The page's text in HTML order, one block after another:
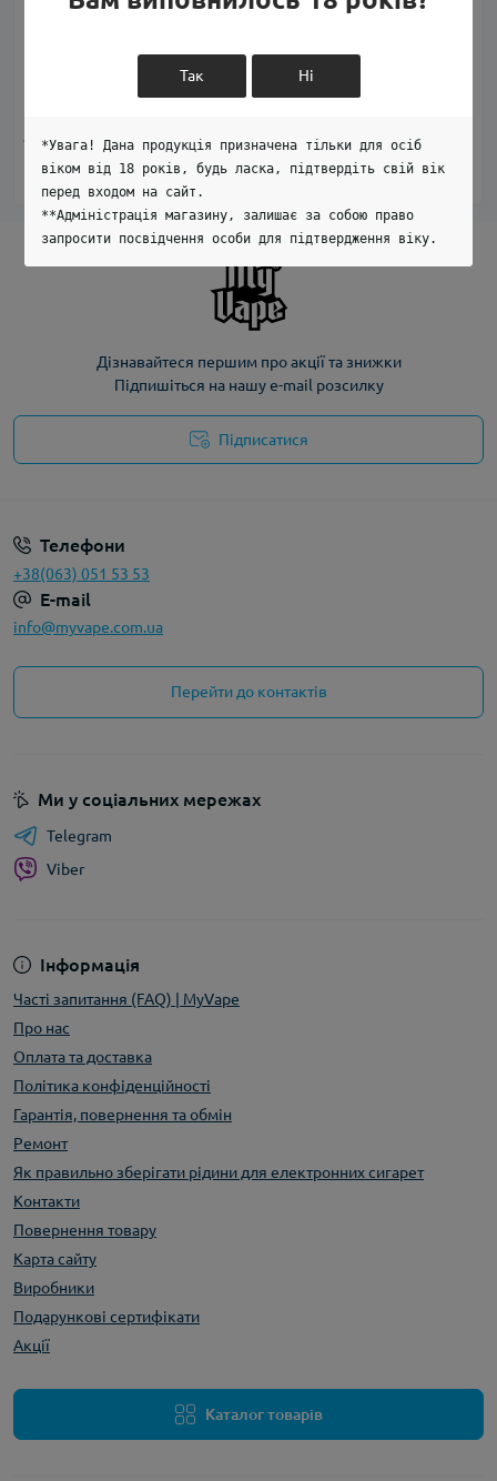
Рідина сольова Riot Sub
0
650.00 грн
Рідина сольова Riot Ultra
1
650.00 грн
Дізнавайтеся першим про акції та знижки
Підпишіться на нашу e-mail розсилку
Підписатися
Телефони
+38(063) 051 53 53
E-mail
info@myvape.com.ua
Перейти до контактів
Інформація
Часті запитання (FAQ) | MyVape
Про нас
Оплата та доставка
Політика конфіденційності
Гарантія, повернення та обмін
Ремонт
Як правильно зберігати рідини для електронних сигарет
Контакти
Повернення товару
Карта сайту
Виробники
Подарункові сертифікати
Акції
Каталог товарів
Ми у соціальних мережах
Telegram
Viber
Так Ні
*Увага! Дана продукція призначена тільки для осіб
віком від 18 років, будь ласка, підтвердіть свій вік
перед входом на сайт.
**Адміністрація магазину, залишає за собою право
запросити посвідчення особи для підтвердження віку.